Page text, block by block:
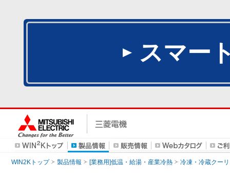
スマー
WIN2Kトップ 製品情報 [業務用]低温・給湯・産業冷熱 冷凍・冷蔵クー